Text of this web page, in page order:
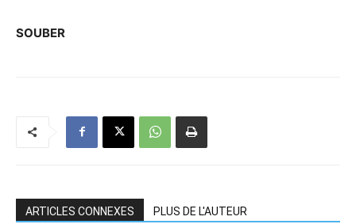
SOUBER
ARTICLES CONNEXES PLUS DE L'AUTEUR